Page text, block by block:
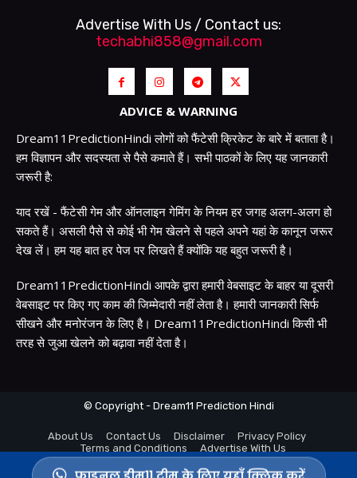
Advertise With Us / Contact us:
techabhi858@gmail.com
ADVICE & WARNING
Dream11PredictionHindi लोगों को फैंटेसी क्रिकेट के बारे में बताता है।
हम विज्ञापन और सदस्यता से पैसे कमाते हैं। सभी पाठकों के लिए यह जानकारी
जरूरी है:
याद रखें - फैंटेसी गेम और ऑनलाइन गेमिंग के नियम हर जगह अलग-अलग हो
सकते हैं। असली पैसे से कोई भी गेम खेलने से पहले अपने यहां के कानून जरूर
देख लें। हम यह बात हर पेज पर लिखते हैं क्योंकि यह बहुत जरूरी है।
Dream11PredictionHindi आपके द्वारा हमारी वेबसाइट के बाहर या दूसरी
वेबसाइट पर किए गए काम की जिम्मेदारी नहीं लेता है। हमारी जानकारी सिर्फ
सीखने और मनोरंजन के लिए है। Dream11PredictionHindi किसी भी
तरह से जुआ खेलने को बढ़ावा नहीं देता है।
© Copyright - Dream11 Prediction Hindi
About Us Contact Us Disclaimer
Privacy Policy
Terms and Conditions
Advertise With Us